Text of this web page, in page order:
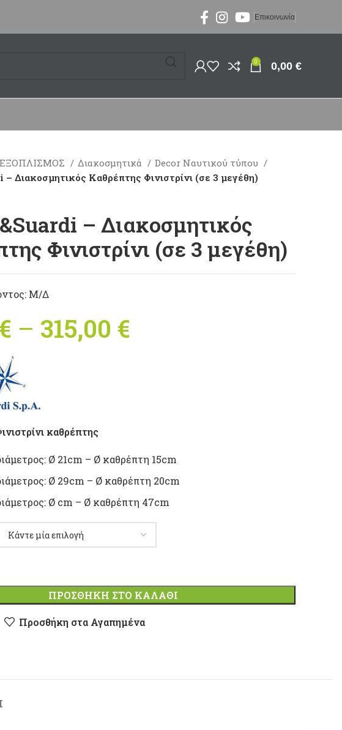
Επικοινωνία
0 0,00 €
Διακοσμητικά
Decor Ναυτικού τύπου
Διακοσμητικός Καθρέπτης Φινιστρίνι (σε 3 μεγέθη)
– Διακοσμητικός
Φινιστρίνι (σε 3 μεγέθη)
Μ/Δ
€ – 315,00 €
καθρέπτης
Ø 21cm – Ø καθρέπτη 15cm
Ø 29cm – Ø καθρέπτη 20cm
Ø cm – Ø καθρέπτη 47cm
ΠΡΟΣΘΉΚΗ ΣΤΟ ΚΑΛΆΘΙ
Προσθήκη στα Αγαπημένα